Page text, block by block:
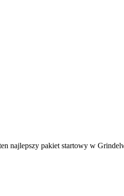
najlepszy pakiet startowy w